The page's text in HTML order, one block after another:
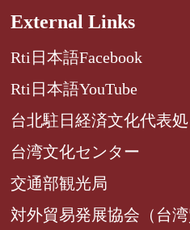
External Links
Rti日本語Facebook
Rti日本語YouTube
台北駐日経済文化代表処
台湾文化センター
交通部観光局
対外貿易発展協会（台湾